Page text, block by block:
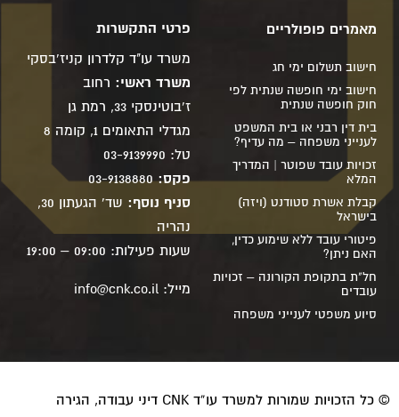
מאמרים פופולריים
חישוב תשלום ימי חג
חישוב ימי חופשה שנתית לפי
חוק חופשה שנתית
בית דין רבני או בית המשפט
לענייני משפחה – מה עדיף?
זכויות עובד שפוטר | המדריך
המלא
קבלת אשרת סטודנט (ויזה)
בישראל
פיטורי עובד ללא שימוע כדין,
האם ניתן?
חל"ת בתקופת הקורונה – זכויות
עובדים
סיוע משפטי לענייני משפחה
פרטי התקשרות
משרד עו"ד קלדרון קניז'בסקי
משרד ראשי: רחוב
ז'בוטינסקי 33, רמת גן
מגדלי התאומים 1, קומה 8
טל: 03-9139990
פקס:03-9138880
סניף נוסף:
שד' הגעתון 30,
נהריה
שעות פעילות: 09:00 – 19:00
מייל: info@cnk.co.il
© כל הזכויות שמורות למשרד עו”ד CNK דיני עבודה, הגירה